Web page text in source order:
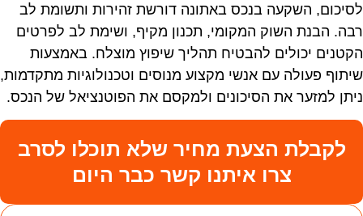
השקעה בנכס באתונה דורשת זהירות ותשומת לב
הבנת השוק המקומי, תכנון מקיף, ושימת לב לפרטים
יכולים להבטיח תהליך שיפוץ מוצלח. באמצעות
פעולה עם אנשי מקצוע מנוסים וטכנולוגיות מתקדמות,
למזער את הסיכונים ולמקסם את הפוטנציאל של הנכס.
לקבלת הצעת מחיר שלא תוכלו לסרב
צרו איתנו קשר כבר היום